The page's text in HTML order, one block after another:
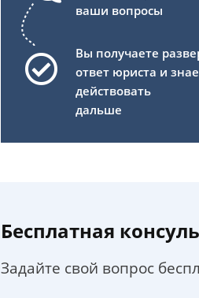
ваши вопросы
Вы получаете
ответ юриста и
действовать
дальше
Бесплатная
Задайте свой вопрос